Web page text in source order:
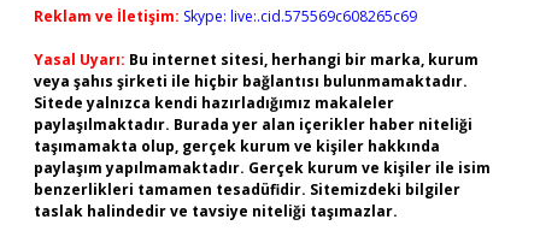
Reklam ve İletişim: Skype: live:.cid.575569c608265c69
Yasal Uyarı: Bu internet sitesi, herhangi bir marka, kurum
veya şahıs şirketi ile hiçbir bağlantısı bulunmamaktadır.
Sitede yalnızca kendi hazırladığımız makaleler
paylaşılmaktadır. Burada yer alan içerikler haber niteliği
taşımamakta olup, gerçek kurum ve kişiler hakkında
paylaşım yapılmamaktadır. Gerçek kurum ve kişiler ile isim
benzerlikleri tamamen tesadüfidir. Sitemizdeki bilgiler
taslak halindedir ve tavsiye niteliği taşımazlar.